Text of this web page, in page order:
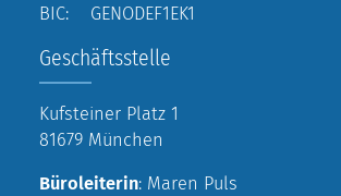
BIC: GENODEF1EK1
Geschäftsstelle
Kufsteiner Platz 1
81679 München
Büroleiterin: Maren Puls